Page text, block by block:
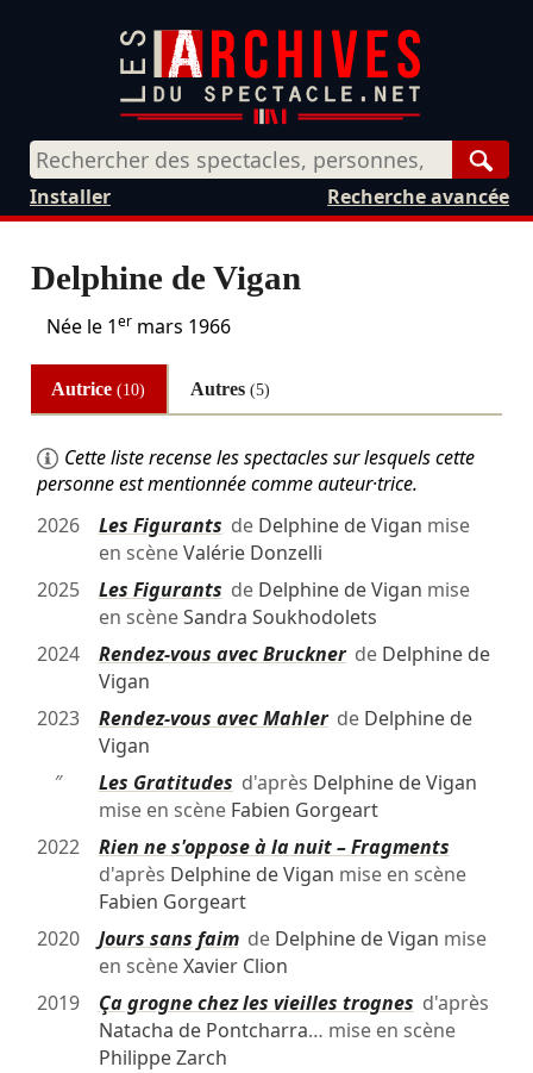
Recherche avancée
Installer
Delphine de Vigan
Née le 1ermars 1966
Autrice(10) Autres (5)
Cette liste recense les spectacles sur lesquels cette
personne est mentionnée comme auteur·trice.
2026
Les Figurants de Delphine de Vigan mise
en scèneValérie Donzelli
2025
Les Figurants de Delphine de Vigan mise
en scèneSandra Soukhodolets
2024
Rendez-vous avec Brucknerde Delphine de
Vigan
2023
Rendez-vous avec Mahlerde Delphine de
Vigan
″
Les Gratitudes d'après Delphine de Vigan
mise en scène Fabien Gorgeart
2022
Rien ne s'oppose à la nuit – Fragments
d'après Delphine de Vigan mise en scène
Fabien Gorgeart
2020
Jours sans faimde Delphine de Vigan mise
en scèneXavier Clion
2019
Ça grogne chez les vieilles trognes d'après
Natacha de Pontcharra… mise en scène
Philippe Zarch